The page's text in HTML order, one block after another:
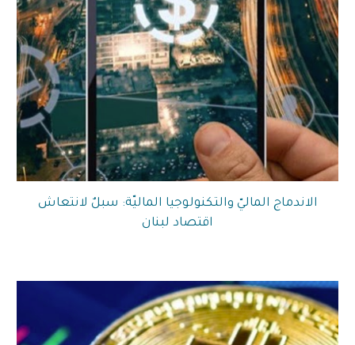
الاندماج الماليّ والتكنولوجيا الماليّة: سبلٌ لانتعاش
اقتصاد لبنان